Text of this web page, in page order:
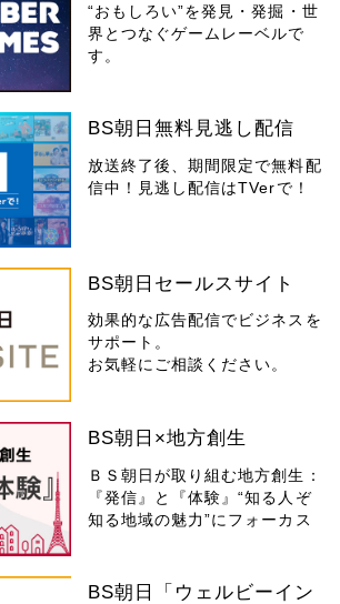
“おもしろい”を発見・発掘・世
界とつなぐゲームレーベルで
す。
BS朝日無料見逃し配信
放送終了後、期間限定で無料配
信中！見逃し配信はTVerで！
BS朝日セールスサイト
効果的な広告配信でビジネスを
サポート。
お気軽にご相談ください。
BS朝日×地方創生
ＢＳ朝日が取り組む地方創生：
『発信』と『体験』“知る人ぞ
知る地域の魅力”にフォーカス
BS朝日「ウェルビーイン